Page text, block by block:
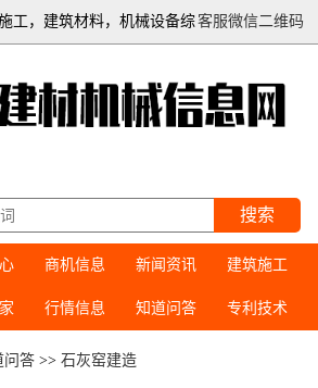
客服微信二维码
工，建筑材料，机械设备综
搜索
商机信息 新闻资讯 建筑施工
行情信息 知道问答 专利技术
问答 >>石灰窑建造